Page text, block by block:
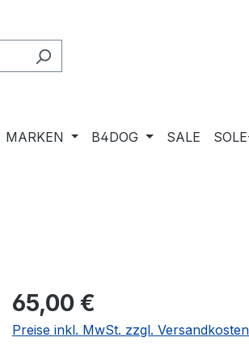
MARKEN B4DOG SALE
Regulärer Preis:
65,00 €
Preise inkl. MwSt. zzgl. Versandkosten